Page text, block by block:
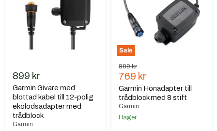
ekolodsadapter
899 kr
Garmin Givare med
blottad kabel till 12-polig
ekolodsadapter med
trådblock
Garmin
Sale
stift
Ursprungspris
899 kr
Nuvarande
pris
769 kr
Garmin Honadapter till
trådblock med 8 stift
Garmin
I lager